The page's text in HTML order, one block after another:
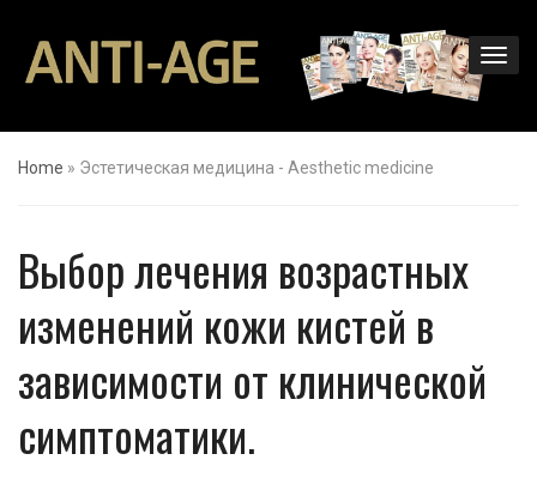
Home » Эстетическая медицина - Aesthetic medicine
Выбор лечения возрастных
изменений кожи кистей в
зависимости от клинической
симптоматики.